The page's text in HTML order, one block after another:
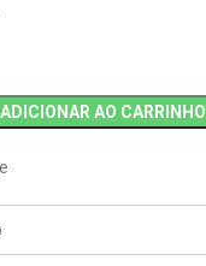
ADICIONAR AO CARRINHO